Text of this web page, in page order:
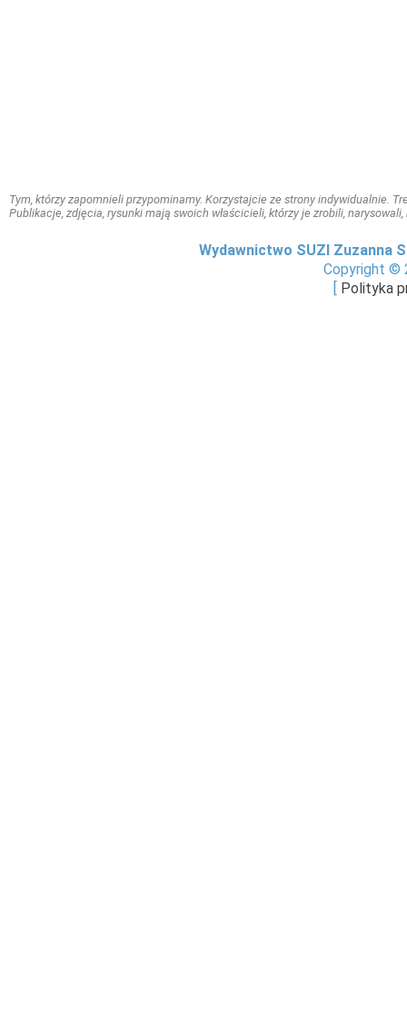
Tym, którzy zapomnieli przypominamy. Korzystajcie ze strony indywidualnie.
Publikacje, zdjęcia, rysunki mają swoich właścicieli, którzy je zrobili,
Wydawnictwo SUZI Zuzanna
Copyright ©
Polityka